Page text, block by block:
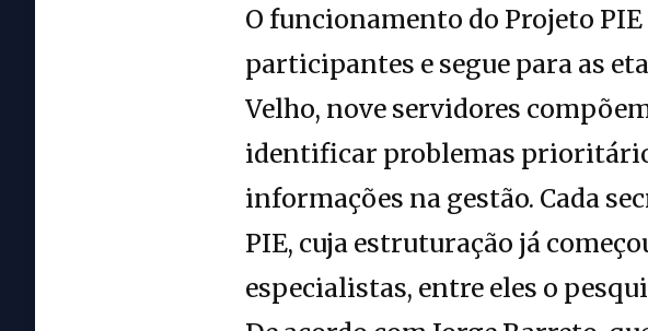
O funcionamento do Projeto
participantes e segue para as
Velho, nove servidores
identificar problemas
informações na gestão. Cada
PIE, cuja estruturação já
especialistas, entre eles o